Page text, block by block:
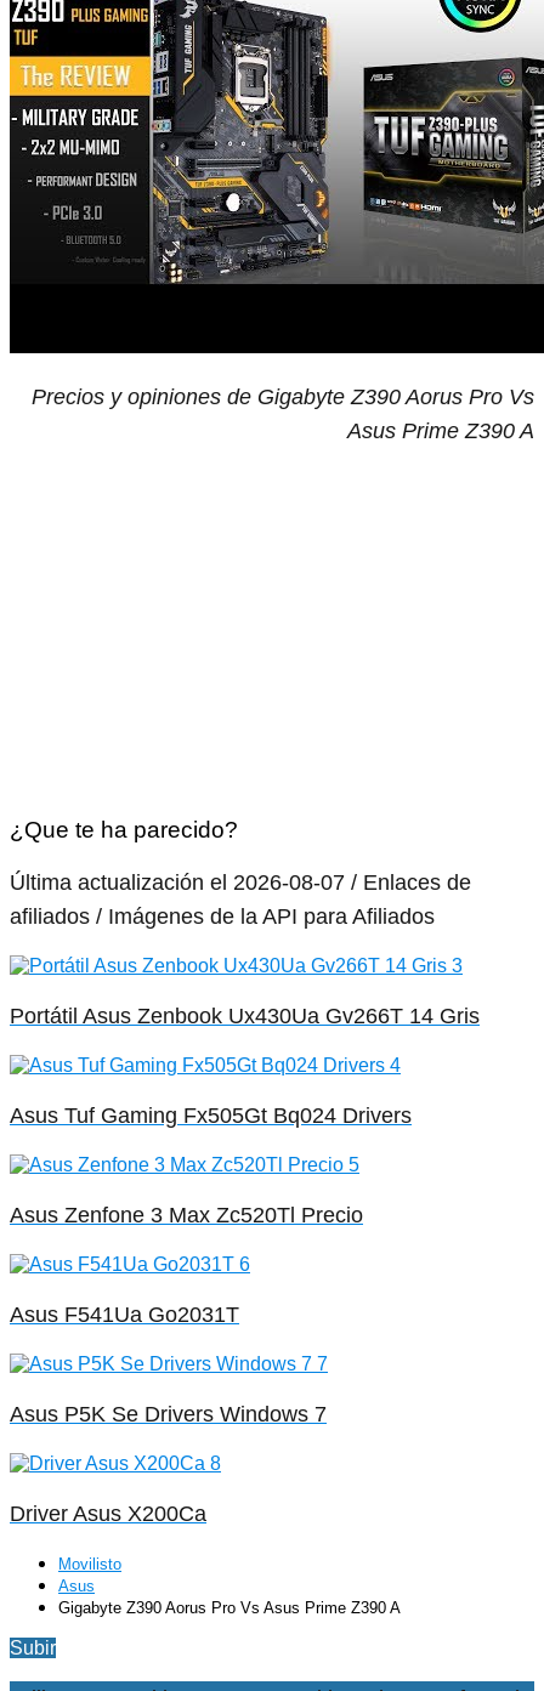
Precios y opiniones de Gigabyte Z390 Aorus Pro Vs
Asus Prime Z390 A
¿Que te ha parecido?
Última actualización el 2026-08-07 / Enlaces de
afiliados / Imágenes de la API para Afiliados
Portátil Asus Zenbook Ux430Ua Gv266T 14 Gris
Asus Tuf Gaming Fx505Gt Bq024 Drivers
Asus Zenfone 3 Max Zc520Tl Precio
Asus F541Ua Go2031T
Asus P5K Se Drivers Windows 7
Driver Asus X200Ca
Movilisto
Asus
Gigabyte Z390 Aorus Pro Vs Asus Prime Z390 A
Subir